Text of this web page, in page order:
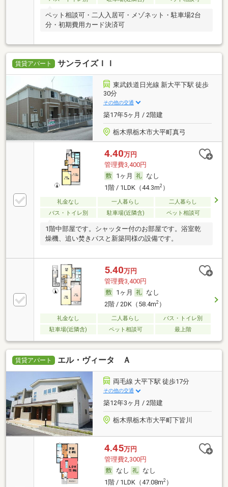
ペット相談可・二人入居可・メゾネット・駐車場2台
分・初期費用カード決済可
賃貸アパート サンライズＩＩ
東武鉄道日光線 新大平下駅 徒歩
30分
その他の交通
築17年5ヶ月 / 2階建
栃木県栃木市大平町真弓
4.40万円
管理費3,400円
1ヶ月
なし
1階 / 1LDK（44.3m2）
礼金なし 一人暮らし
二人暮らし
バス・トイレ別
駐車場(近隣含) ペット相談可
1階中部屋です。シャッター付のお部屋です。浴室乾
燥機、追い焚きバスと新築同様の設備です。
5.40万円
管理費3,400円
1ヶ月
なし
2階 / 2DK（58.4m2）
礼金なし 二人暮らし
バス・トイレ別
駐車場(近隣含)
ペット相談可 最上階
賃貸アパート エル・ヴィータ Ａ
両毛線 大平下駅 徒歩17分
その他の交通
築12年3ヶ月 / 2階建
栃木県栃木市大平町下皆川
4.45万円
管理費2,300円
なし
なし
1階 / 1LDK（47.08m2）